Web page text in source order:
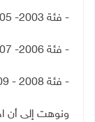
- فئة 2003- 2005
- فئة 2006- 2007
- فئة 2008 - 2009
ونوهت إلى أن